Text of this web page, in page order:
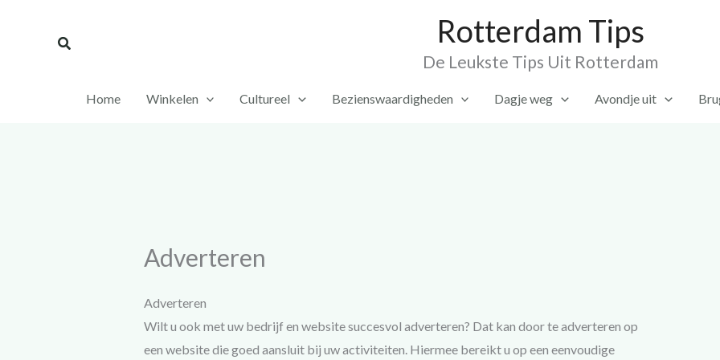
Zoeken Rotterdam Tips
De Leukste Tips Uit Rotterdam
Home Winkelen Cultureel Bezienswaardigheden Dagje weg Avondje uit
Adverteren
Adverteren
Wilt u ook met uw bedrijf en website succesvol adverteren? Dat kan door te adverteren op
een website die goed aansluit bij uw activiteiten. Hiermee bereikt u op een eenvoudige